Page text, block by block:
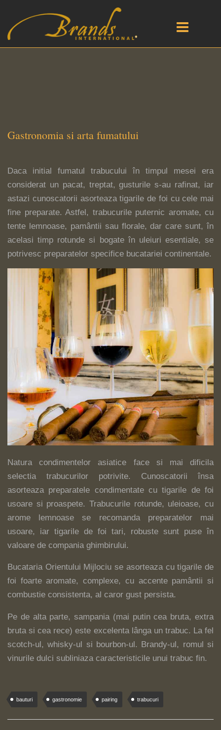
Gastronomia si arta fumatului
Daca initial fumatul trabucului în timpul mesei era
considerat un pacat, treptat, gusturile s-au rafinat, iar
astazi cunoscatorii asorteaza tigarile de foi cu cele mai
fine preparate. Astfel, trabucurile puternic aromate, cu
tente lemnoase, pamântii sau florale, dar care sunt, în
acelasi timp rotunde si bogate în uleiuri esentiale, se
potrivesc preparatelor specifice bucatariei continentale.
Natura condimentelor asiatice face si mai dificila
selectia trabucurilor potrivite. Cunoscatorii însa
asorteaza preparatele condimentate cu tigarile de foi
usoare si proaspete. Trabucurile rotunde, uleioase, cu
arome lemnoase se recomanda preparatelor mai
usoare, iar tigarile de foi tari, robuste sunt puse în
valoare de compania ghimbirului.
Bucataria Orientului Mijlociu se asorteaza cu tigarile de
foi foarte aromate, complexe, cu accente pamântii si
combustie consistenta, al caror gust persista.
Pe de alta parte, sampania (mai putin cea bruta, extra
bruta si cea rece) este excelenta lânga un trabuc. La fel
scotch-ul, whisky-ul si bourbon-ul. Brandy-ul, romul si
vinurile dulci subliniaza caracteristicile unui trabuc fin.
bauturi gastronomie pairing trabucuri